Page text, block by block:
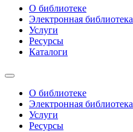
О библиотеке
Электронная библиотека
Услуги
Ресурсы
Каталоги
О библиотеке
Электронная библиотека
Услуги
Ресурсы